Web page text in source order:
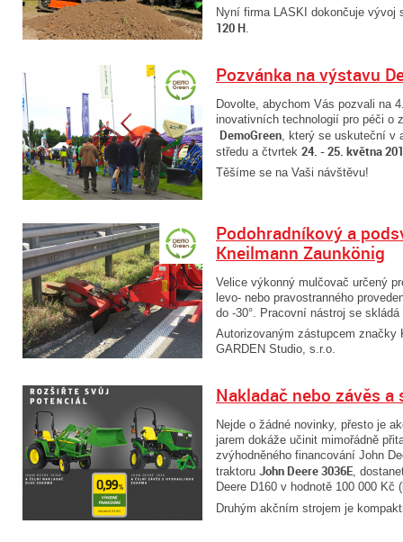
Nyní firma LASKI dokončuje
120 H.
Pozvánka na výstavu
Dovolte, abychom Vás pozvali na
inovativních technologií pro péči o
DemoGreen, který se uskuteční v
středu a čtvrtek 24. - 25. května
Těšíme se na Vaši návštěvu!
Podohradníkový a
Kneilmann Zaunkönig
Velice výkonný mulčovač určený
levo- nebo pravostranného
do -30°. Pracovní nástroj se
Autorizovaným zástupcem značky
GARDEN Studio, s.r.o.
Nakladač nebo závěs a
Nejde o žádné novinky, přesto je
jarem dokáže učinit mimořádně
zvýhodněného financování John
traktoru John Deere 3036E,
Deere D160 v hodnotě 100 000 Kč
Druhým akčním strojem je